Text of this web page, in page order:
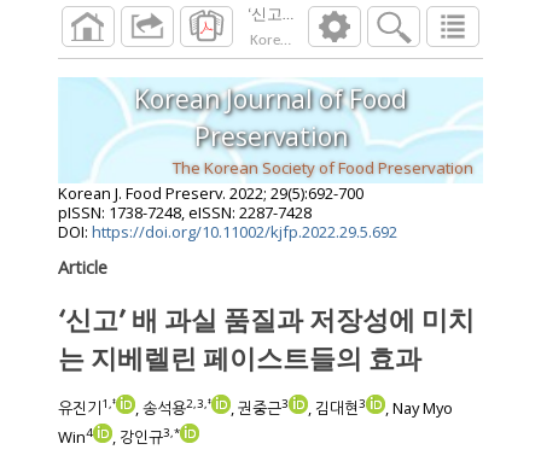
‘신고’ 배 과실 품질과 저장성에 미치는 지
Korean J. Food Preserv.
2022 ;29( ):
Korean Journal of Food
Preservation
The Korean Society of Food Preservation
Korean J. Food Preserv. 2022; 29(5):692-700
pISSN: 1738-7248, eISSN: 2287-7428
DOI: https://doi.org/10.11002/kjfp.2022.29.5.692
Article
‘신고’ 배 과실 품질과 저장성에 미치
는 지베렐린 페이스트들의 효과
유진기1,‡ , 송석용2,3,‡ , 권중근3 , 김대현3
, Nay Myo
Win4 , 강인규3,*